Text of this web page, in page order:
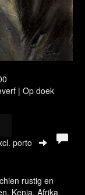
| Op doek
porto
rustig en
Kenia, Afrika,